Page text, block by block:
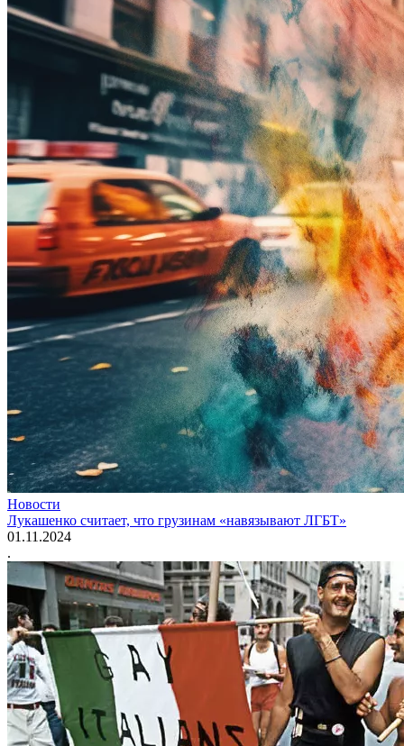
Новости
Лукашенко считает, что грузинам «навязывают ЛГБТ»
01.11.2024
.